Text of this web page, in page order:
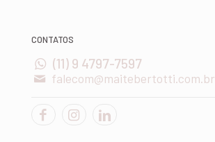
CONTATOS
(11) 9 4797-7597
falecom@maitebertotti.com.br